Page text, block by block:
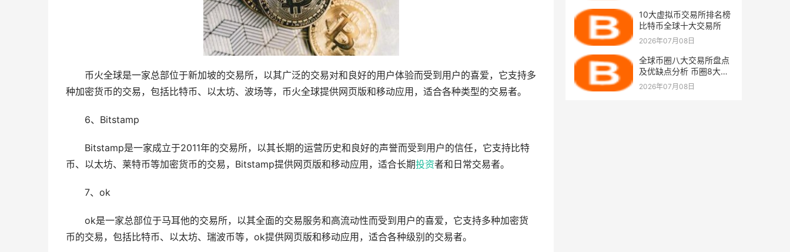
币火全球是一家总部位于新加坡的交易所，以其广泛的交易对和良好的用户体验而受到用户的喜爱，它支持多
种加密货币的交易，包括比特币、以太坊、波场等，币火全球提供网页版和移动应用，适合各种类型的交易者。
6、Bitstamp
Bitstamp是一家成立于2011年的交易所，以其长期的运营历史和良好的声誉而受到用户的信任，它支持比特
币、以太坊、莱特币等加密货币的交易，Bitstamp提供网页版和移动应用，适合长期投资者和日常交易者。
7、ok
ok是一家总部位于马耳他的交易所，以其全面的交易服务和高流动性而受到用户的喜爱，它支持多种加密货
币的交易，包括比特币、以太坊、瑞波币等，ok提供网页版和移动应用，适合各种级别的交易者。
10大虚拟币交易所排名榜
比特币全球十大交易所
2026年07月08日
全球币圈八大交易所盘点
及优缺点分析 币圈8大交
易所排行榜
2026年07月08日